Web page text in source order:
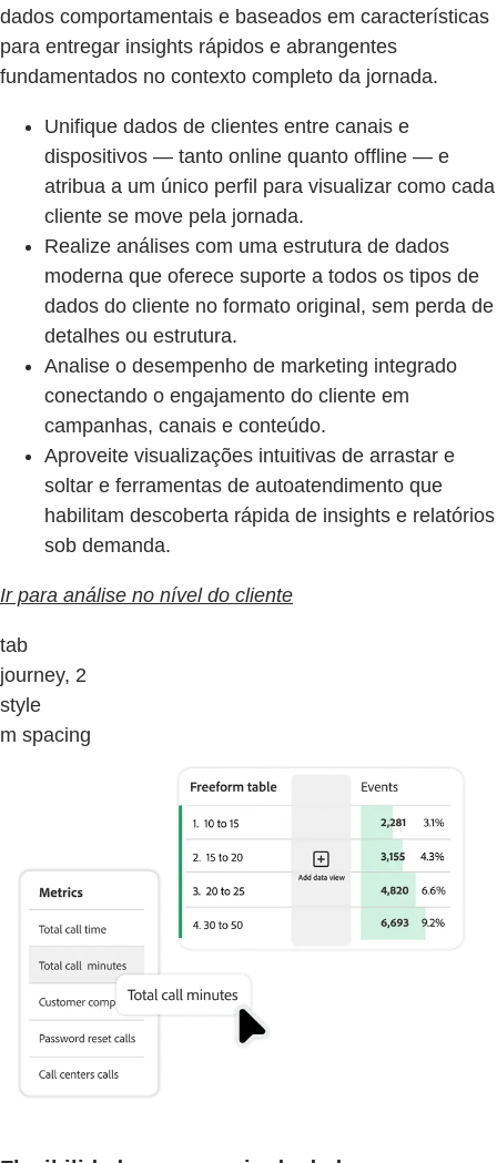
dados comportamentais e baseados em características
para entregar insights rápidos e abrangentes
fundamentados no contexto completo da jornada.
Unifique dados de clientes entre canais e
dispositivos — tanto online quanto offline — e
atribua a um único perfil para visualizar como cada
cliente se move pela jornada.
Realize análises com uma estrutura de dados
moderna que oferece suporte a todos os tipos de
dados do cliente no formato original, sem perda de
detalhes ou estrutura.
Analise o desempenho de marketing integrado
conectando o engajamento do cliente em
campanhas, canais e conteúdo.
Aproveite visualizações intuitivas de arrastar e
soltar e ferramentas de autoatendimento que
habilitam descoberta rápida de insights e relatórios
sob demanda.
Ir para análise no nível do cliente
tab
journey, 2
style
m spacing